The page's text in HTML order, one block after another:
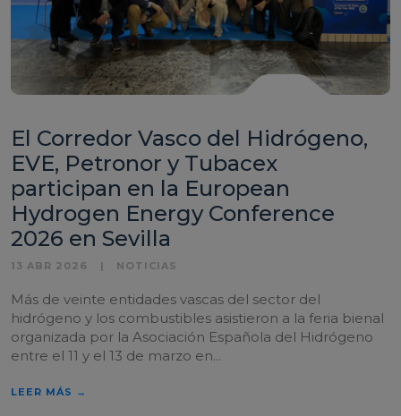
El Corredor Vasco del Hidrógeno,
EVE, Petronor y Tubacex
participan en la European
Hydrogen Energy Conference
2026 en Sevilla
13 ABR 2026 NOTICIAS
Más de veinte entidades vascas del sector del
hidrógeno y los combustibles asistieron a la feria bienal
organizada por la Asociación Española del Hidrógeno
entre el 11 y el 13 de marzo en...
LEER MÁS →